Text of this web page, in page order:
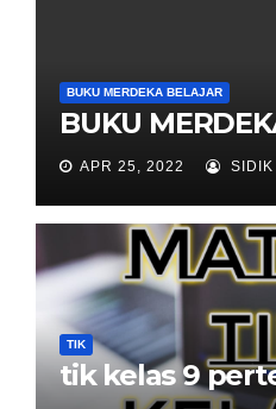
BUKU MERDEKA BELAJAR
BUKU
APR 25, 2022
TIK
tik kelas 9